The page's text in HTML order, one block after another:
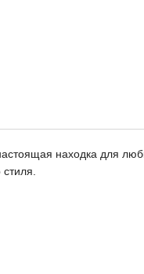
находка для